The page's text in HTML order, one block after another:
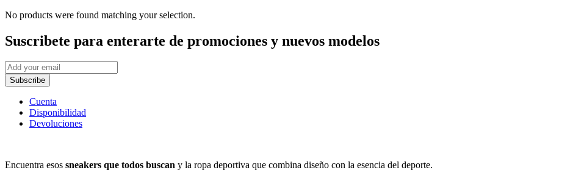
No products were found matching your selection.
Suscribete para enterarte de promociones y nuevos modelos
Subscribe
Cuenta
Disponibilidad
Devoluciones
Encuentra esos sneakers que todos buscan y la ropa deportiva que combina diseño con la esencia del deporte.